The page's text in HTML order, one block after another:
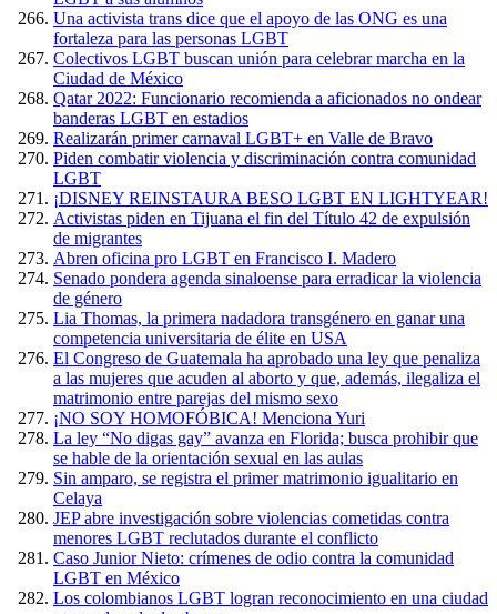
Una activista trans dice que el apoyo de las ONG es una
fortaleza para las personas LGBT
Colectivos LGBT buscan unión para celebrar marcha en la
Ciudad de México
Qatar 2022: Funcionario recomienda a aficionados no ondear
banderas LGBT en estadios
Realizarán primer carnaval LGBT+ en Valle de Bravo
Piden combatir violencia y discriminación contra comunidad
LGBT
¡DISNEY REINSTAURA BESO LGBT EN LIGHTYEAR!
Activistas piden en Tijuana el fin del Título 42 de expulsión
de migrantes
Abren oficina pro LGBT en Francisco I. Madero
Senado pondera agenda sinaloense para erradicar la violencia
de género
Lia Thomas, la primera nadadora transgénero en ganar una
competencia universitaria de élite en USA
El Congreso de Guatemala ha aprobado una ley que penaliza
a las mujeres que acuden al aborto y que, además, ilegaliza el
matrimonio entre parejas del mismo sexo
¡NO SOY HOMOFÓBICA! Menciona Yuri
La ley “No digas gay” avanza en Florida; busca prohibir que
se hable de la orientación sexual en las aulas
Sin amparo, se registra el primer matrimonio igualitario en
Celaya
JEP abre investigación sobre violencias cometidas contra
menores LGBT reclutados durante el conflicto
Caso Junior Nieto: crímenes de odio contra la comunidad
LGBT en México
Los colombianos LGBT logran reconocimiento en una ciudad